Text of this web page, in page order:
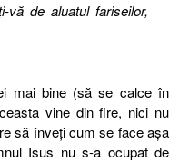
vă de aluatul fariseilor,
mai bine (să se calce în
vine din fire, nici nu
să înveți cum se face așa
Isus nu s-a ocupat de